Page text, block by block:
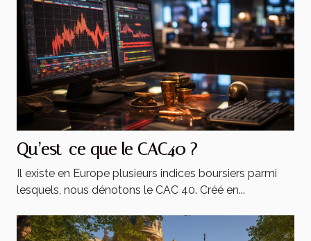
Qu’est-ce que le CAC40 ?
Il existe en Europe plusieurs indices boursiers parmi
lesquels, nous dénotons le CAC 40. Créé en...